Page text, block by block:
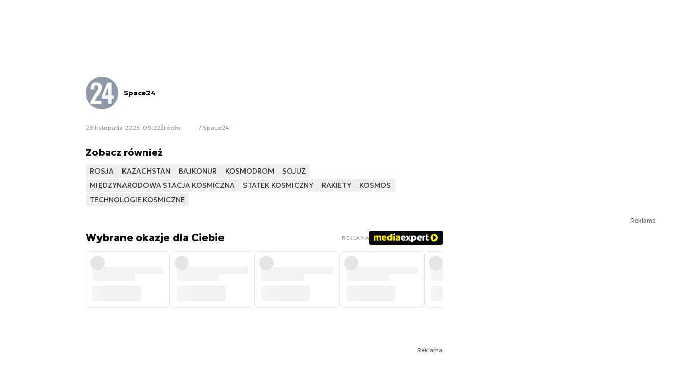
Space24
28 listopada 2025, 09:22Źródło: / Space24
Zobacz również
ROSJA KAZACHSTAN BAJKONUR KOSMODROM
SOJUZ
MIĘDZYNARODOWA STACJA KOSMICZNA
STATEK KOSMICZNY RAKIETY
KOSMOS
TECHNOLOGIE KOSMICZNE
Wybrane okazje dla Ciebie REKLAMA
Reklama
Reklama